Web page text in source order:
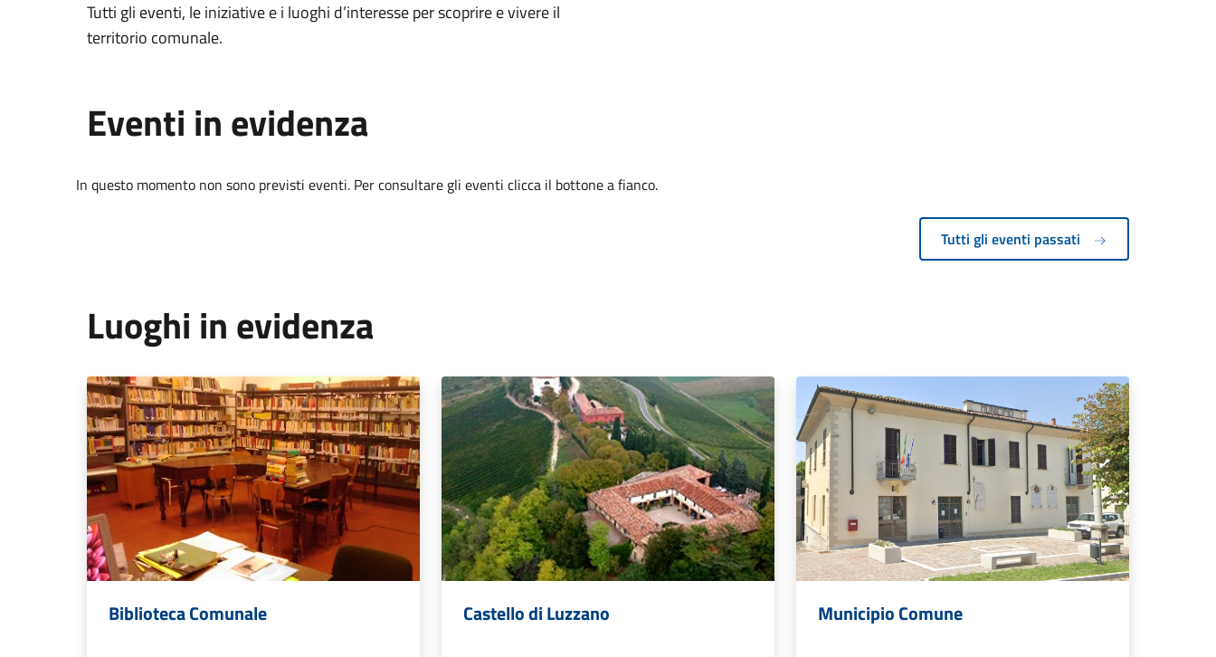
Tutti gli eventi, le iniziative e i luoghi d’interesse per scoprire e vivere il
territorio comunale.
Eventi in evidenza
In questo momento non sono previsti eventi. Per consultare gli eventi clicca il bottone a fianco.
Tutti gli eventi passati
Luoghi in evidenza
Biblioteca Comunale Castello di Luzzano Municipio Comune